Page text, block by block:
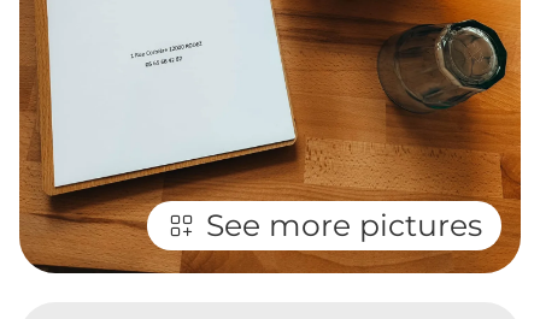
See more pictures